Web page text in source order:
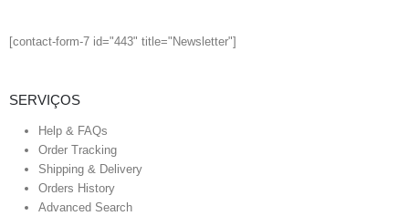
[contact-form-7 id="443" title="Newsletter"]
SERVIÇOS
Help & FAQs
Order Tracking
Shipping & Delivery
Orders History
Advanced Search